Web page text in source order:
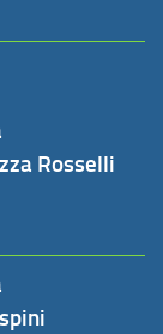
Rosselli